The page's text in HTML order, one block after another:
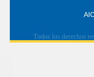
Todos los derechos